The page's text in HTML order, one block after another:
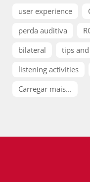
user experience
perda auditiva
bilateral
tips
listening activities
Carregar mais...